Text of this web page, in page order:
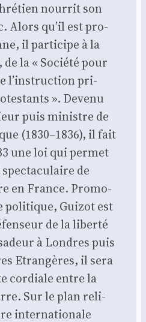
nour­rit son
Alors qu’il est pro­
il par­ti­cipe à la
la « Socié­té pour
l’instruction pri­
». Deve­nu
puis ministre de
(1830–1836), il fait
une loi qui per­met
de
en France. Pro­mo­
Gui­zot est
de la liber­té
à Londres puis
Etran­gères, il sera
cor­diale entre la
Sur le plan reli­
inter­na­tio­nale